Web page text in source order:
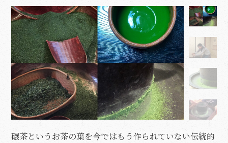
碾茶というお茶の葉を今ではもう作られていない伝統的